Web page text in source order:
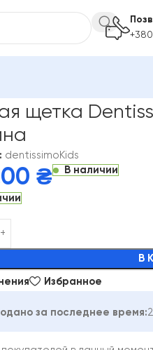
щетка
dentissimoKids
₴ В наличии
В
Избранное
за последнее время: